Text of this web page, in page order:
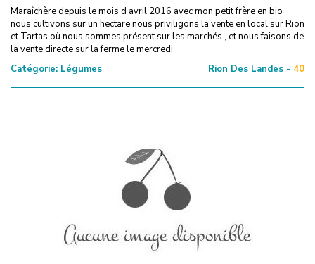
Maraîchère depuis le mois d avril 2016 avec mon petit frère en bio
nous cultivons sur un hectare nous priviligons la vente en local sur Rion
et Tartas où nous sommes présent sur les marchés , et nous faisons de
la vente directe sur la ferme le mercredi
Catégorie: Légumes Rion Des Landes - 40